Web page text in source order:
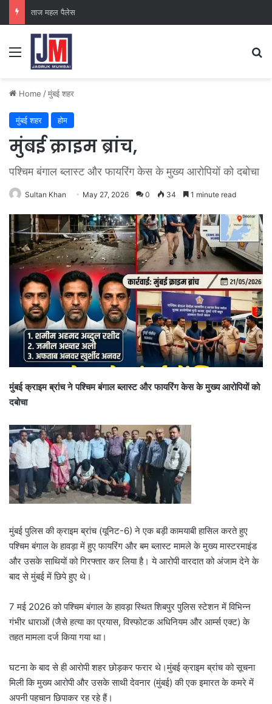
क्राइम ब्रांच कक्ष-2
Home /मुंबई शहर
मुंबई शहर होम
मुंबई क्राइम ब्रांच,
पश्चिम बंगाल ब्लास्ट और फायरिंग केस के मुख्य आरोपियों को दबोचा
Sultan Khan May 27, 2026 0 34 1 minute read
मुंबई क्राइम ब्रांच ने पश्चिम बंगाल ब्लास्ट और फायरिंग केस के मुख्य आरोपियों को
दबोचा
मुंबई पुलिस की क्राइम ब्रांच (यूनिट-6) ने एक बड़ी कामयाबी हासिल करते हुए
पश्चिम बंगाल के हावड़ा में हुए फायरिंग और बम ब्लास्ट मामले के मुख्य मास्टरमाइंड
और उसके साथियों को गिरफ्तार कर लिया है। ये आरोपी वारदात को अंजाम देने के
बाद से मुंबई में छिपे हुए थे।
7 मई 2026 को पश्चिम बंगाल के हावड़ा स्थित शिबपुर पुलिस स्टेशन में विभिन्न
गंभीर धाराओं (जैसे हत्या का प्रयास, विस्फोटक अधिनियम और आर्म्स एक्ट) के
तहत मामला दर्ज किया गया था।
घटना के बाद से ही आरोपी शहर छोड़कर फरार थे।मुंबई क्राइम ब्रांच को सूचना
मिली कि मुख्य आरोपी और उसके साथी देवनार (मुंबई) की एक इमारत के कमरे में
अपनी पहचान छिपाकर रह रहे हैं।